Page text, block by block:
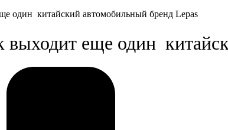
один китайский автомобильный бренд Lepas
выходит еще один